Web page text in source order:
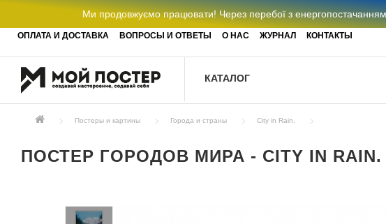
Ми продовжуємо працювати! Через перебої з
ОПЛАТА И ДОСТАВКА ВОПРОСЫ И ОТВЕТЫ О НАС ЖУРНАЛ КОНТАКТЫ
КАТАЛОГ
Постеры и картины Города и страны City in Rain.
ПОСТЕР ГОРОДОВ МИРА - CITY IN RAIN.